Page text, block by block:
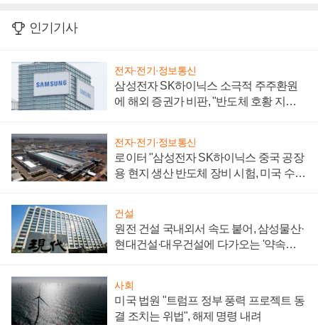
인기기사
전자·전기·정보통신
삼성전자 SK하이닉스 소극적 주주환원
에 해외 증권가 비판, "반도체 호황 지속
전자·전기·정보통신
로이터 "삼성전자 SK하이닉스 중국 공장
용 현지 생산 반도체 장비 시험, 미국 수출
건설
원전 건설 국내외서 속도 붙어, 삼성물산·
현대건설·대우건설에 다가오는 '약속의
사회
미국 법원 "트럼프 정부 풍력 프로젝트 동
결 조치는 위법", 해제 명령 내려